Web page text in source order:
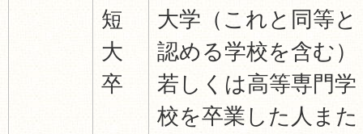
短
大
卒
大学（これと同等と
認める学校を含む）
若しくは高等専門学
校を卒業した人また